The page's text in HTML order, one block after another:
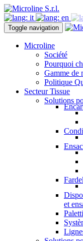
Toggle navigation
Microline
Société
Pourquoi
Gamme de
Politique
Secteur Tissue
Solutions
et